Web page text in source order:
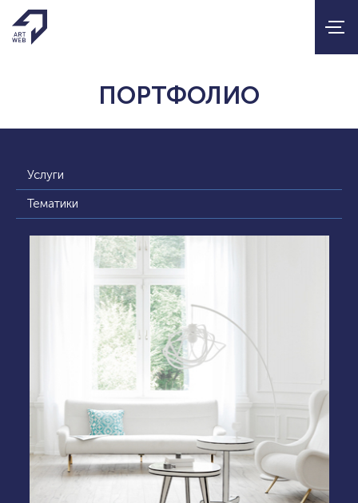
ПОРТФОЛИО
Услуги
Тематики